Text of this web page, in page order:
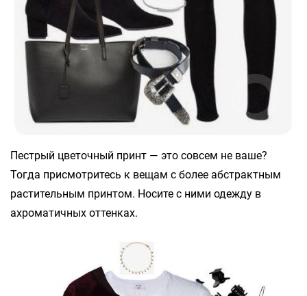
Пестрый цветочный принт — это совсем не ваше?
Тогда присмотритесь к вещам с более абстрактным
растительным принтом. Носите с ними одежду в
ахроматичных оттенках.